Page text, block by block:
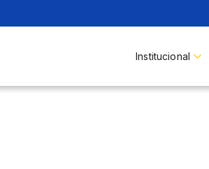
Institucional